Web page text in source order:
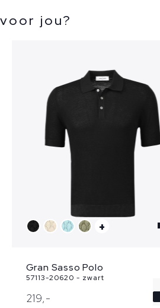
jou?
+
Gran Sasso Polo
57113-20620 - zwart
219,-